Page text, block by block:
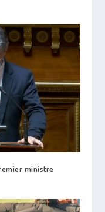
ministre